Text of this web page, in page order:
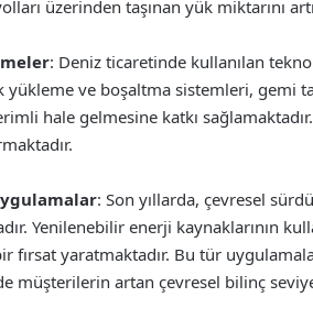
üzerinden taşınan yük miktarını
: Deniz ticaretinde kullanılan
ve boşaltma sistemleri, gemi
hale gelmesine katkı
: Son yıllarda, çevresel
Yenilenebilir enerji kaynaklarının
fırsat yaratmaktadır. Bu tür
müşterilerin artan çevresel bilinç